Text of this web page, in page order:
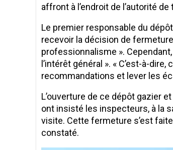
affront à l’endroit de l’autorité de
Le premier responsable du
recevoir la décision de
professionnalisme ».
l’intérêt général ». « C’est-à-
recommandations et lever les
L’ouverture de ce dépôt gazier
ont insisté les inspecteurs, à la
visite. Cette fermeture s’est
constaté.